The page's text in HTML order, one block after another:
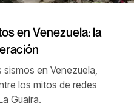
en Venezuela: la
en Venezuela,
los mitos de redes
Guaira.